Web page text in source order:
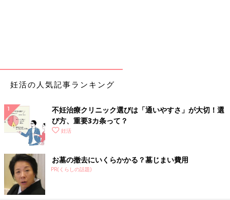
妊活の人気記事ランキング
不妊治療クリニック選びは「通いやすさ」が大切！選
び方、重要3カ条って？
妊活
お墓の撤去にいくらかかる？墓じまい費用
PR(くらしの話題)